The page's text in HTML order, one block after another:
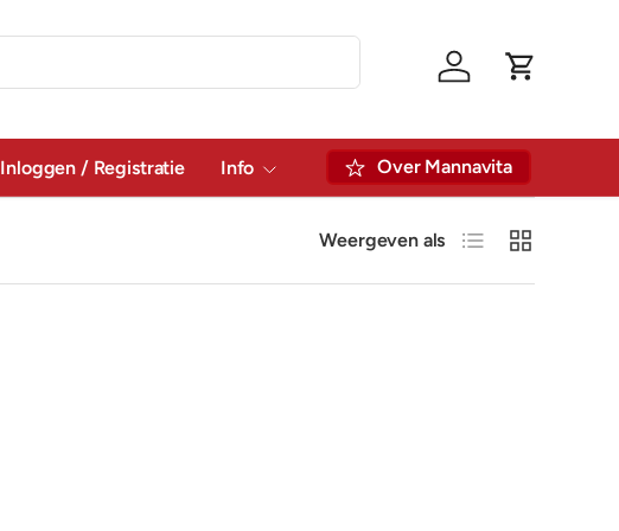
Inloggen
Inloggen / Registratie Info Over Mannavita
Weergeven als Lijst Raster